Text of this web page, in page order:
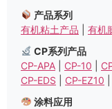
产品系列
有机粘土产品
有机
CP系列产品
CP-APA
CP-10
CP-EDS
CP-EZ10
涂料应用